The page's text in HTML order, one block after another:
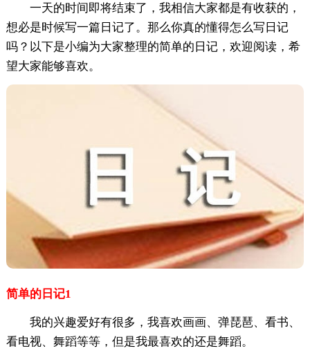
一天的时间即将结束了，我相信大家都是有收获的，
想必是时候写一篇日记了。那么你真的懂得怎么写日记
吗？以下是小编为大家整理的简单的日记，欢迎阅读，希
望大家能够喜欢。
简单的日记1
我的兴趣爱好有很多，我喜欢画画、弹琵琶、看书、
看电视、舞蹈等等，但是我最喜欢的还是舞蹈。